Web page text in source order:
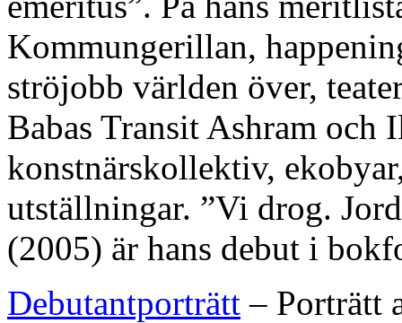
Kommungerillan,
ströjobb världen över,
Babas Transit Ashram och
konstnärskollektiv,
utställningar. ”Vi drog.
(2005) är hans debut i
Debutantporträtt – Porträtt